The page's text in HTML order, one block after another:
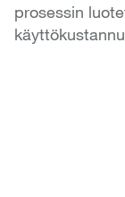
prosessin